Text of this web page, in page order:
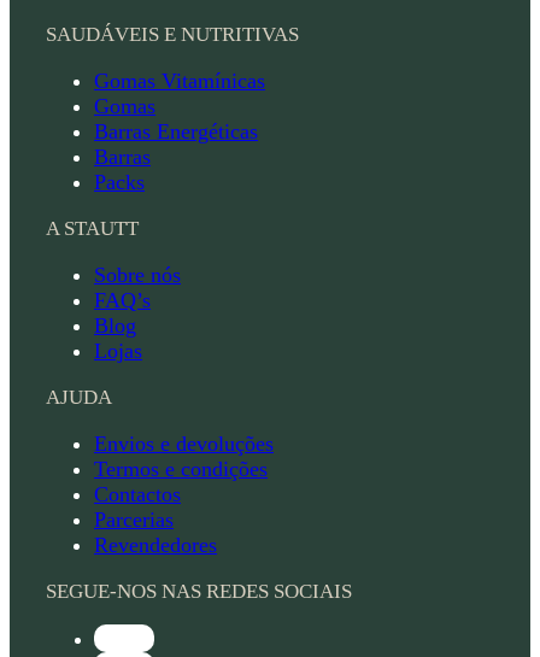
SAUDÁVEIS E NUTRITIVAS
Gomas Vitamínicas
Gomas
Barras Energéticas
Barras
Packs
A STAUTT
Sobre nós
FAQ’s
Blog
Lojas
AJUDA
Envios e devoluções
Termos e condições
Contactos
Parcerias
Revendedores
SEGUE-NOS NAS REDES SOCIAIS